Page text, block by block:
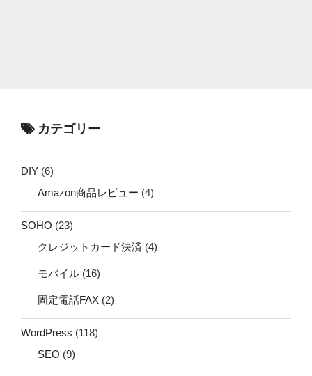
カテゴリー
DIY (6)
Amazon商品レビュー (4)
SOHO (23)
クレジットカード決済 (4)
モバイル (16)
固定電話FAX (2)
WordPress (118)
SEO (9)